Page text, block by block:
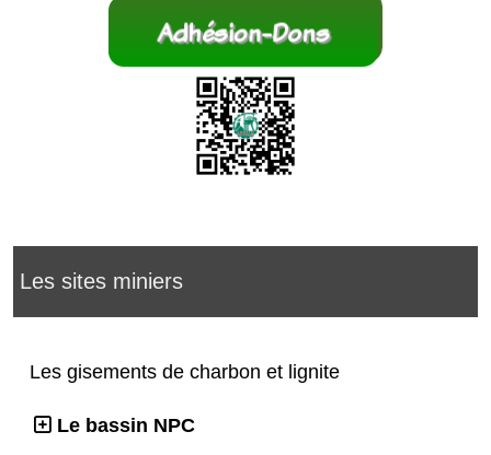
Les sites miniers
Les gisements de charbon et lignite
Le bassin NPC